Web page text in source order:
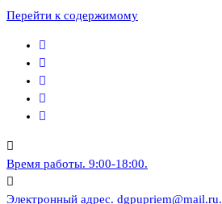
Перейти к содержимому
Время работы. 9:00-18:00.
Электронный адрес. dgpupriem@mail.ru.